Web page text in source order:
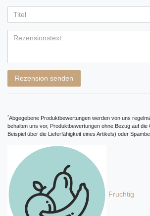
5
5
5
5
5
Anzeigename
(optional)
Rezension senden
*Abgegebene Produktbewertungen werden von uns
behalten uns vor, Produktbewertungen ohne Bezug auf die
Beispiel über die Lieferfähigkeit eines Artikels) oder
Fruchtig